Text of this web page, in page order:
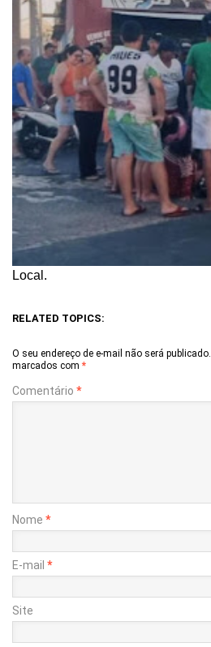
Local.
RELATED TOPICS:
O seu endereço de e-mail não será publicado.
marcados com *
Comentário *
Nome *
E-mail *
Site